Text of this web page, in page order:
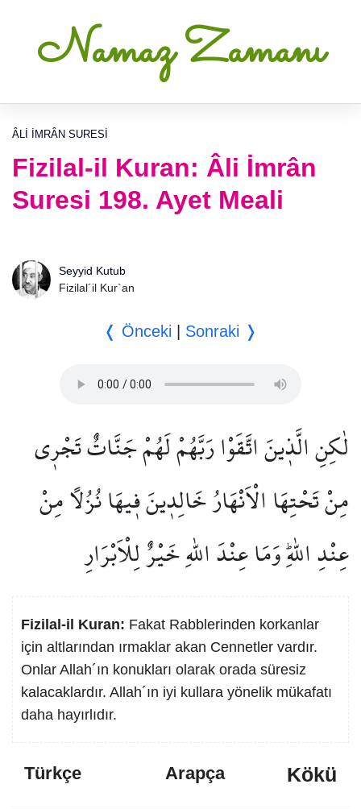
Namaz Zamanı
ÂLI İMRÂN SURESI
Fizilal-il Kuran: Âli İmrân
Suresi 198. Ayet Meali
Seyyid Kutub
Fizilal´il Kur`an
❬ Önceki Sonraki ❭
لٰكِنِ الَّذ۪ينَ اتَّقَوْا رَبَّهُمْ لَهُمْ جَنَّاتٌ تَجْر۪ي
مِنْ تَحْتِهَا الْاَنْهَارُ خَالِد۪ينَ ف۪يهَا نُزُلًا مِنْ
عِنْدِ اللّٰهِۜ وَمَا عِنْدَ اللّٰهِ خَيْرٌ لِلْاَبْرَارِ
Fizilal-il Kuran: Fakat Rabblerinden korkanlar
için altlarından ırmaklar akan Cennetler vardır.
Onlar Allah´ın konukları olarak orada süresiz
kalacaklardır. Allah´ın iyi kullara yönelik mükafatı
daha hayırlıdır.
Türkçe Arapça Kökü